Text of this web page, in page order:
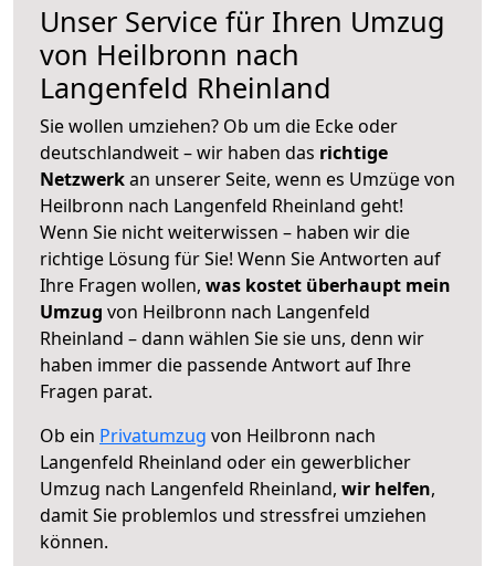
Unser Service für Ihren Umzug
von Heilbronn nach
Langenfeld Rheinland
Sie wollen umziehen? Ob um die Ecke oder
deutschlandweit – wir haben das richtige
Netzwerkan unserer Seite, wenn es Umzüge von
Heilbronn nach Langenfeld Rheinland geht!
Wenn Sie nicht weiterwissen – haben wir die
richtige Lösung für Sie! Wenn Sie Antworten auf
Ihre Fragen wollen, was kostet überhaupt mein
Umzug von Heilbronn nach Langenfeld
Rheinland – dann wählen Sie sie uns, denn wir
haben immer die passende Antwort auf Ihre
Fragen parat.
Ob ein Privatumzug von Heilbronn nach
Langenfeld Rheinland oder ein gewerblicher
Umzug nach Langenfeld Rheinland, wir helfen,
damit Sie problemlos und stressfrei umziehen
können.